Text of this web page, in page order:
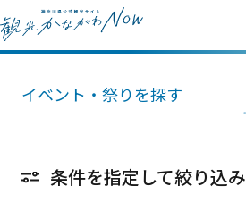
イベント・祭りを探す
条件を指定して絞り込み